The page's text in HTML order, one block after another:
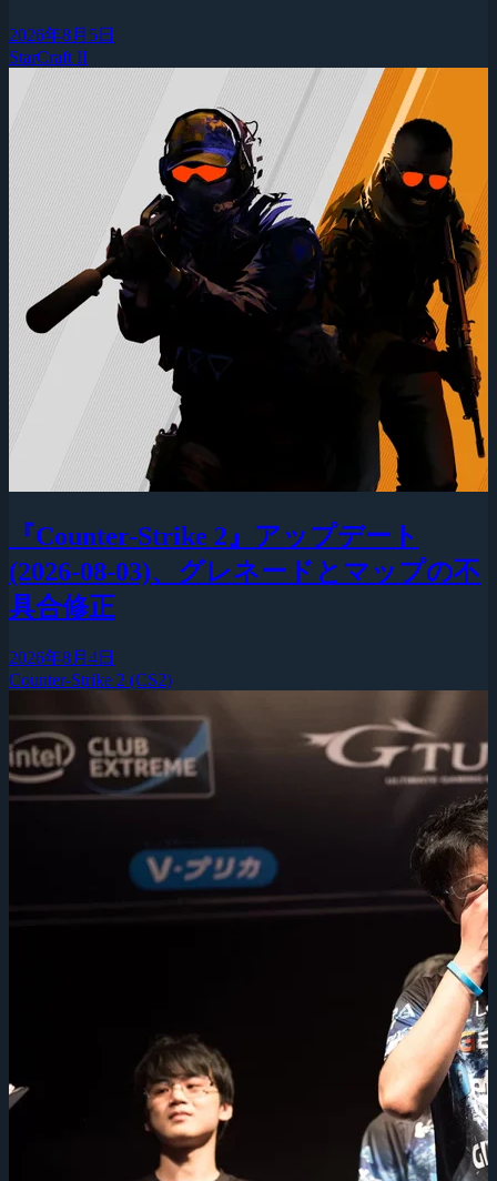
2026年8月5日
StarCraft II
『Counter-Strike 2』アップデート
(2026-08-03)、グレネードとマップの不
具合修正
2026年8月4日
Counter-Strike 2 (CS2)